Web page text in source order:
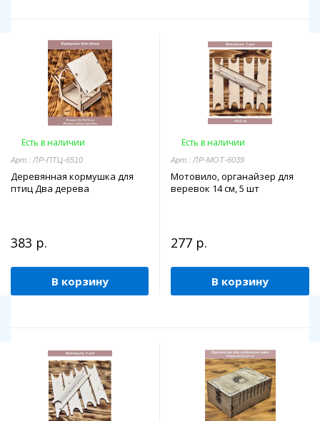
Есть в наличии
Арт.: ЛР-ПТЦ-6510
Деревянная кормушка для
птиц Два дерева
383 р.
В корзину
Есть в наличии
Арт.: ЛР-МОТ-6039
Мотовило, органайзер для
веревок 14 см, 5 шт
277 р.
В корзину